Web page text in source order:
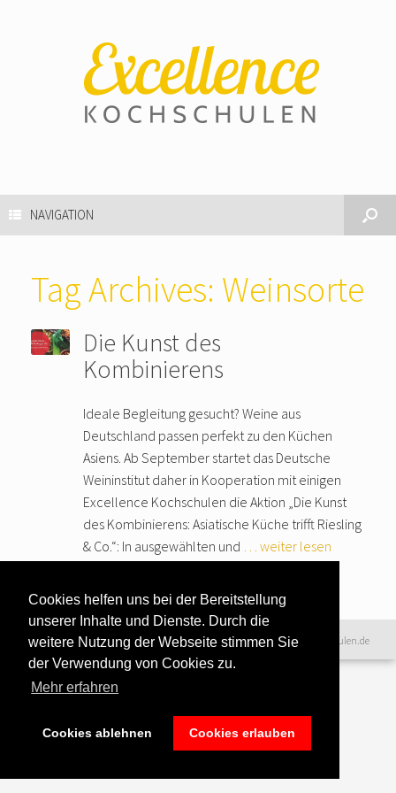
Cookies helfen uns bei der Bereitstellung
unserer Inhalte und Dienste. Durch die
weitere Nutzung der Webseite stimmen Sie
der Verwendung von Cookies zu.
Mehr erfahren
Cookies ablehnen Cookies erlauben
NAVIGATION
Tag Archives: Weinsorte
Die Kunst des
Kombinierens
Ideale Begleitung gesucht? Weine aus
Deutschland passen perfekt zu den Küchen
Asiens. Ab September startet das Deutsche
Weininstitut daher in Kooperation mit einigen
Excellence Kochschulen die Aktion „Die Kunst
des Kombinierens: Asiatische Küche trifft Riesling
& Co.“: In ausgewählten und
… weiter lesen
Datenschutzerklärung|
Teilnahmebedingungen
Impressum &
Bildnachweise
©2016 www.excellence-kochschulen.de